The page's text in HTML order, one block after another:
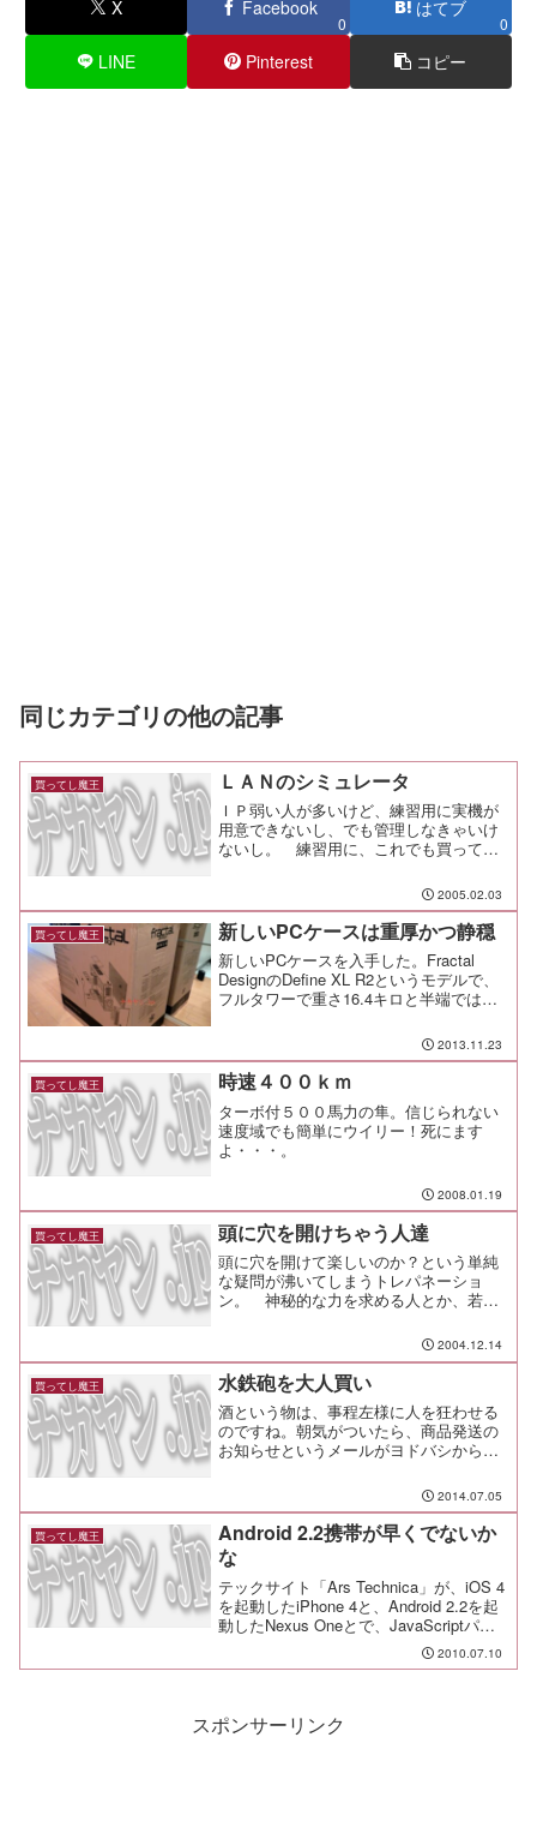
X Facebook
0
はてブ
0
LINE Pinterest コピー
同じカテゴリの他の記事
買ってし魔王 ＬＡＮのシミュレータ
ＩＰ弱い人が多いけど、練習用に実機が
用意できないし、でも管理しなきゃいけ
ないし。 練習用に、これでも買ってみ
2005.02.03
買ってし魔王 新しいPCケースは重厚かつ静穏
新しいPCケースを入手した。Fractal
DesignのDefine XL R2というモデルで、
フルタワーで重さ16.4キロと半端ではな
の見た目はデカイの一言。 これに尽き
る。 缶ビールと帽子のサイ...
2013.11.23
買ってし魔王 時速４００ｋｍ
ターボ付５００馬力の隼。信じられない
速度域でも簡単にウイリー！死にます
よ・・・。
2008.01.19
買ってし魔王 頭に穴を開けちゃう人達
頭に穴を開けて楽しいのか？という単純
な疑問が沸いてしまうトレパネーショ
ン。 神秘的な力を求める人とか、若干
か魅力的な行為らしいですね。 ん～わ
からん・・・ 最近読んで面白かった漫画
に、このトレパネーションを題材にした
ホムンクルスってのがあります。 第４
巻も近日発...
2004.12.14
買ってし魔王 水鉄砲を大人買い
酒という物は、事程左様に人を狂わせる
のですね。朝気がついたら、商品発送の
お知らせというメールがヨドバシから届
ばし考えて思い出した。そうだ、買った
ような気がする。Amazonでも売ってい
る、コレだ。コレも。...
2014.07.05
買ってし魔王
Android 2.2携帯が早くでないか
な
テックサイト「Ars Technica」が、iOS 4
を起動したiPhone 4と、Android 2.2を起
動したNexus Oneとで、JavaScriptパフ
ォーマンスのスピードを計測しました。
2010.07.10
スポンサーリンク